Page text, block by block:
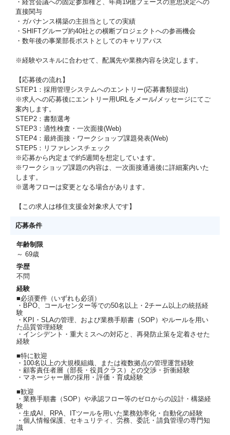
・経営会議への固定参加権と、年商19億フェーズの意思決定への
直接関与
・ガバナンス構築の主担当としての実績
・SHIFTグループ約40社との横断プロジェクトへの参画機会
・数年後の事業部長ポストとしてのキャリアパス
※経験やスキルに合わせて、配属先や業務内容を決定します。
【応募後の流れ】
STEP1：採用管理システムへのエントリー(応募書類提出)
※求人への応募後にエントリー用URLをメール/メッセージにてご
案内します。
STEP2：書類選考
STEP3：適性検査・一次面接(Web)
STEP4：最終面接・ワークショップ課題発表(Web)
STEP5：リファレンスチェック
※応募から内定まで約5週間を想定しています。
※ワークショップ課題の内容は、一次面接通過後に詳細案内いた
します。
※選考フローは変更となる場合があります。
【この求人は移住支援金対象求人です】
応募条件
年齢制限
～ 69歳
学歴
不問
経験
■必須要件（いずれも必須）
・BPO、コールセンター等での50名以上・2チーム以上の統括経
験
・KPI・SLAの管理、および業務手順書（SOP）やルールを用い
た品質管理経験
・インシデント・重大ミスへの対応と、再発防止策を定着させた
経験
■特に歓迎
・100名以上の大規模組織、または複数拠点の管理運営経験
・顧客責任者層（部長・役員クラス）との交渉・折衝経験
・マネージャー層の採用・評価・育成経験
■歓迎
・業務手順書（SOP）や承認フロー等のゼロからの設計・構築経
験
・生成AI、RPA、ITツールを用いた業務効率化・自動化の経験
・個人情報保護、セキュリティ、労務、委託・請負管理の専門知
識